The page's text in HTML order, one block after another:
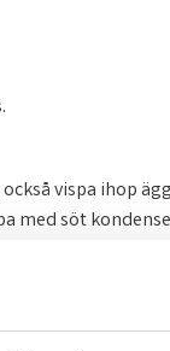
vispa ihop
med söt